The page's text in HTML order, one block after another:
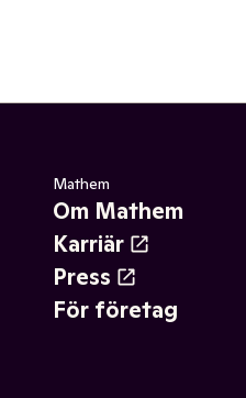
Mathem
Om Mathem
Karriär
Press
För företag